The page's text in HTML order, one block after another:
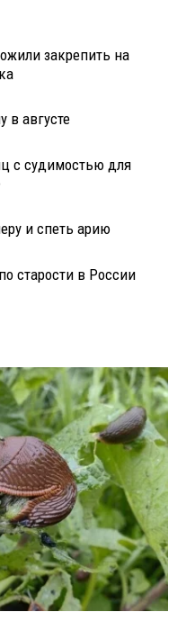
закрепить на
в августе
с судимостью для
и спеть арию
старости в России